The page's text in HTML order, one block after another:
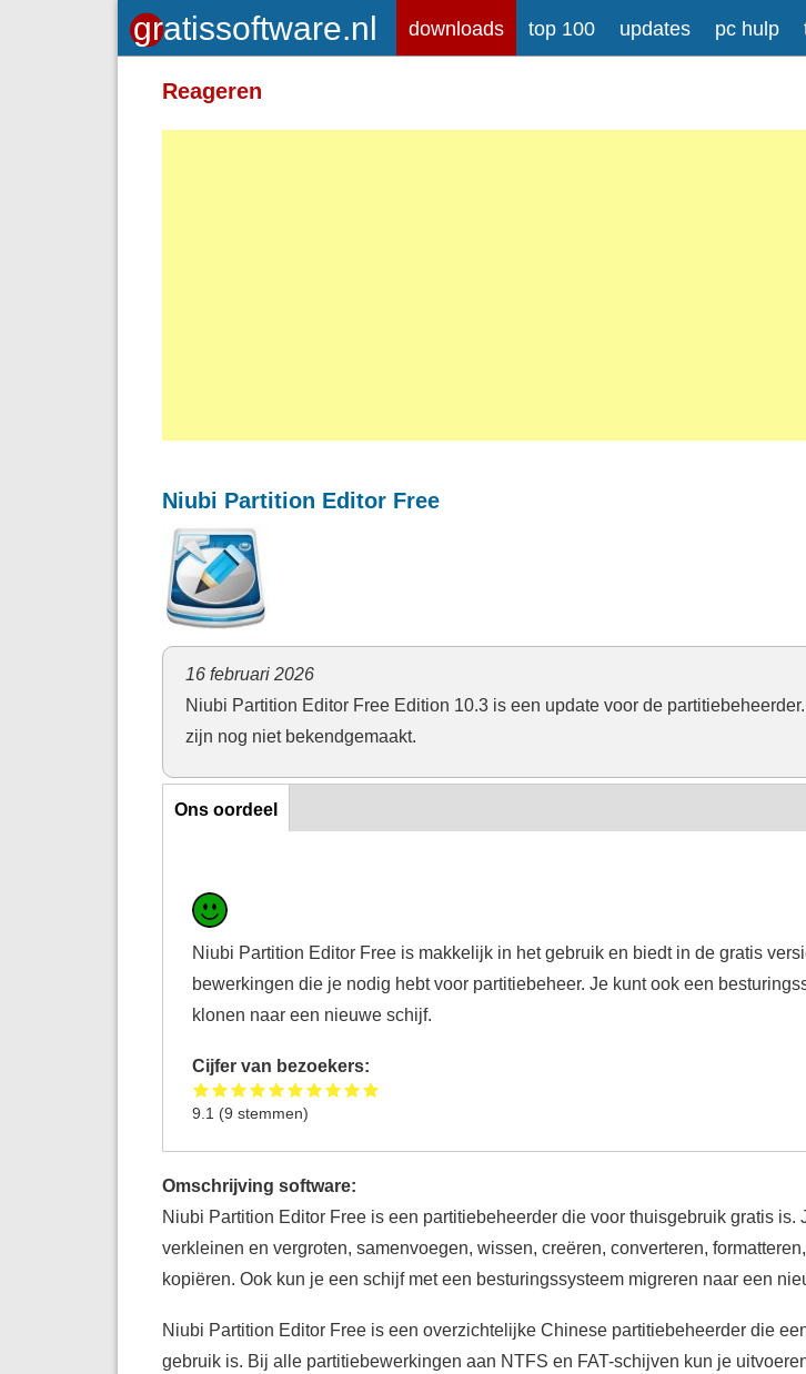
downloads top 100 updates pc hulp
Reageren
Niubi Partition Editor Free
16 februari 2026
Niubi Partition Editor Free Edition 10.3 is een update voor de
zijn nog niet bekendgemaakt.
Ons oordeel
Ons oordeel
Niubi Partition Editor Free is makkelijk in het gebruik en biedt in de gratis
bewerkingen die je nodig hebt voor partitiebeheer. Je kunt ook een
klonen naar een nieuwe schijf.
Cijfer van bezoekers:
9.1 (9 stemmen)
Omschrijving software:
Niubi Partition Editor Free is een partitiebeheerder die voor thuisgebruik gratis is.
verkleinen en vergroten, samenvoegen, wissen, creëren, converteren,
kopiëren. Ook kun je een schijf met een besturingssysteem migreren naar een
Niubi Partition Editor Free is een overzichtelijke Chinese partitiebeheerder die
gebruik is. Bij alle partitiebewerkingen aan NTFS en FAT-schijven kun je
Meer informatie over
Toegelaten HTML-tags: <em> <strong>
<br> <p>
Adressen van webpagina's en e-mailadressen worden automatisch naar